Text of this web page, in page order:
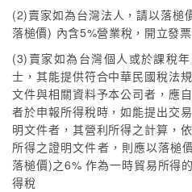
(2)賣家如為台灣法人，請以落槌
落槌價) 內含5%營業稅，開立發
(3)賣家如為台灣個人或於課稅
士，其能提供符合中華民國稅法
文件與相關資料予本公司者，應
者於申報所得稅時，如能提出交
明文件者，其營利所得之計算，
所得之證明文件者，則應以落槌
落槌價)之6% 作為一時貿易所得
得稅